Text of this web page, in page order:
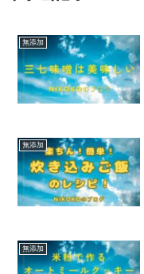
無添加
無添加
無添加